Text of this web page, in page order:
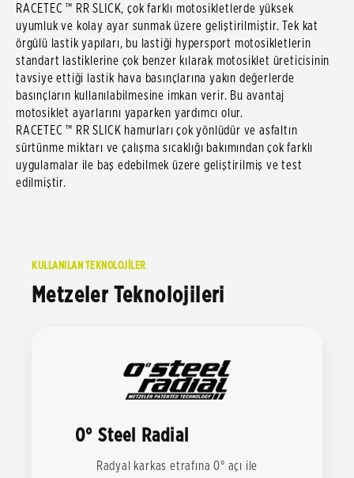
RACETEC ™ RR SLICK, çok farklı motosikletlerde yüksek
uyumluk ve kolay ayar sunmak üzere geliştirilmiştir. Tek kat
örgülü lastik yapıları, bu lastiği hypersport motosikletlerin
standart lastiklerine çok benzer kılarak motosiklet üreticisinin
tavsiye ettiği lastik hava basınçlarına yakın değerlerde
basınçların kullanılabilmesine imkan verir. Bu avantaj
motosiklet ayarlarını yaparken yardımcı olur.
RACETEC ™ RR SLICK hamurları çok yönlüdür ve asfaltın
sürtünme miktarı ve çalışma sıcaklığı bakımından çok farklı
uygulamalar ile baş edebilmek üzere geliştirilmiş ve test
edilmiştir.
KULLANILAN TEKNOLOJİLER
Metzeler Teknolojileri
0° Steel Radial
Radyal karkas etrafına 0° açı ile